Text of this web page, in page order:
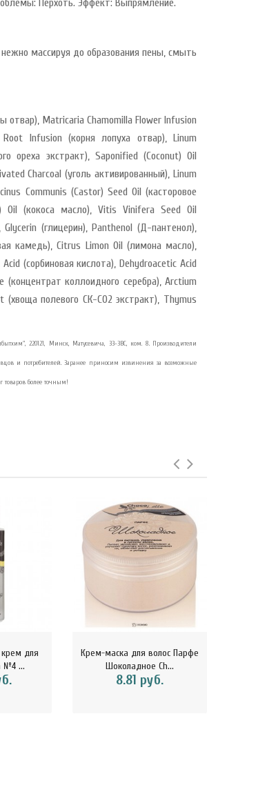
Перхоть. Эффект: Выпрямление.
массируя до образования пены, смыть
отвар), Matricaria Chamomilla Flower Infusion
Infusion (корня лопуха отвар), Linum
ореха экстракт), Saponified (Coconut) Oil
Charcoal (уголь активированный), Linum
Communis (Castor) Seed Oil (касторовое
Oil (кокоса масло), Vitis Vinifera Seed Oil
(глицерин), Panthenol (Д-пантенол),
камедь), Citrus Limon Oil (лимона масло),
(сорбиновая кислота), Dehydroacetic Acid
(концентрат коллоидного серебра), Arctium
(хвоща полевого СК-СО2 экстракт), Thymus
220121, Минск, Матусевича, 33-ЗВС, ком. 8. Производители
и потребителей. Заранее приносим извинения за возможные
товаров более точным!
для
№4 ...
Крем-маска для волос Парфе
Шоколадное Ch...
8.81 руб.